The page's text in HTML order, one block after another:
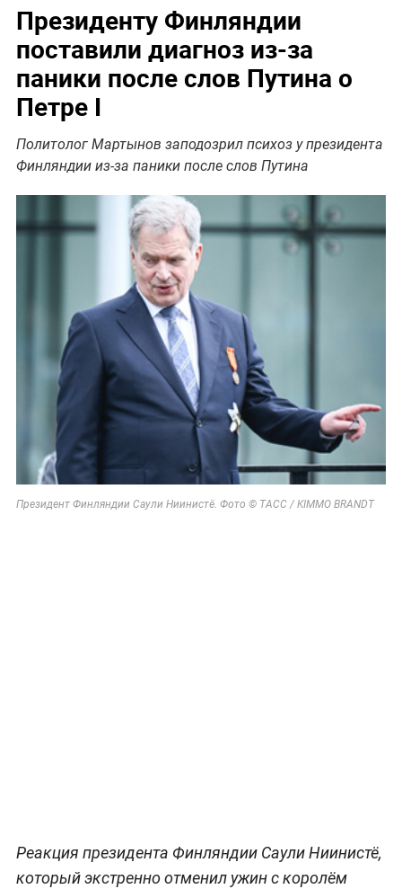
Президенту Финляндии
поставили диагноз из-за
паники после слов Путина о
Петре I
Политолог Мартынов заподозрил психоз у президента
Финляндии из-за паники после слов Путина
Президент Финляндии Саули Ниинистё. Фото © ТАСС / KIMMO BRANDT
Реакция президента Финляндии Саули Ниинистё,
который экстренно отменил ужин с королём